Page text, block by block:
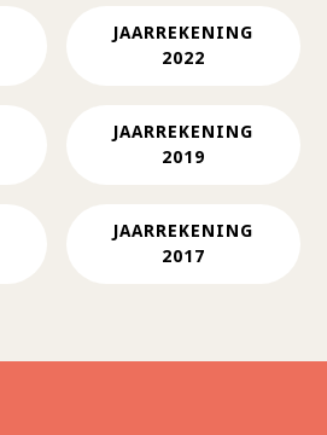
JAARREKENING
2022
JAARREKENING
2019
JAARREKENING
2017